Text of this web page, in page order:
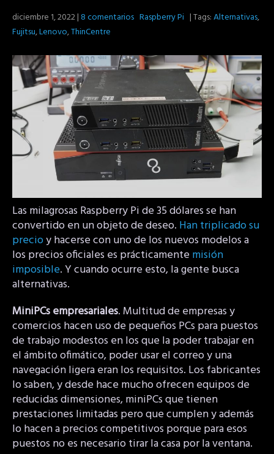
diciembre 1, 2022|8 comentarios Raspberry Pi | Tags:Alternativas,
Fujitsu,Lenovo,ThinCentre
Las milagrosas Raspberry Pi de 35 dólares se han
convertido en un objeto de deseo. Han triplicado su
precioy hacerse con uno de los nuevos modelos a
los precios oficiales es prácticamentemisión
imposible. Y cuando ocurre esto, la gente busca
alternativas.
MiniPCs empresariales. Multitud de empresas y
comercios hacen uso de pequeños PCs para puestos
de trabajo modestos en los que la poder trabajar en
el ámbito ofimático, poder usar el correo y una
navegación ligera eran los requisitos. Los fabricantes
lo saben, y desde hace mucho ofrecen equipos de
reducidas dimensiones, miniPCs que tienen
prestaciones limitadas pero que cumplen y además
lo hacen a precios competitivos porque para esos
puestos no es necesario tirar la casa por la ventana.